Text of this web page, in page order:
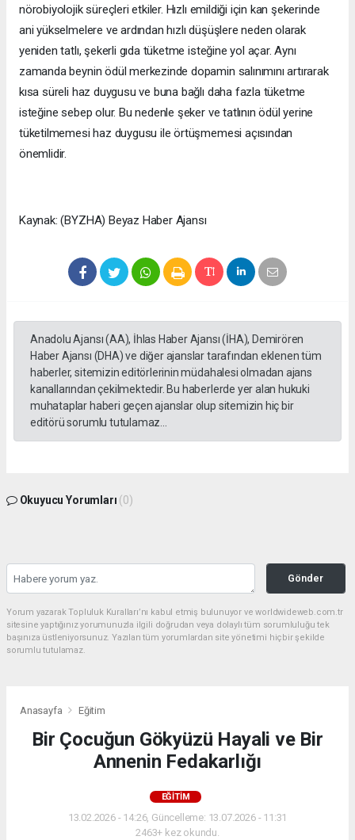
nörobiyolojik süreçleri etkiler. Hızlı emildiği için kan şekerinde
ani yükselmelere ve ardından hızlı düşüşlere neden olarak
yeniden tatlı, şekerli gıda tüketme isteğine yol açar. Aynı
zamanda beynin ödül merkezinde dopamin salınımını artırarak
kısa süreli haz duygusu ve buna bağlı daha fazla tüketme
isteğine sebep olur. Bu nedenle şeker ve tatlının ödül yerine
tüketilmemesi haz duygusu ile örtüşmemesi açısından
önemlidir.
Kaynak: (BYZHA) Beyaz Haber Ajansı
Anadolu Ajansı (AA), İhlas Haber Ajansı (İHA), Demirören
Haber Ajansı (DHA) ve diğer ajanslar tarafından eklenen tüm
haberler, sitemizin editörlerinin müdahalesi olmadan ajans
kanallarından çekilmektedir. Bu haberlerde yer alan hukuki
muhataplar haberi geçen ajanslar olup sitemizin hiç bir
editörü sorumlu tutulamaz...
Okuyucu Yorumları (0)
Gönder
Yorum yazarak Topluluk Kuralları’nı kabul etmiş bulunuyor ve worldwideweb.com.tr
sitesine yaptığınız yorumunuzla ilgili doğrudan veya dolaylı tüm sorumluluğu tek
başınıza üstleniyorsunuz. Yazılan tüm yorumlardan site yönetimi hiçbir şekilde
sorumlu tutulamaz.
Anasayfa Eğitim
Bir Çocuğun Gökyüzü Hayali ve Bir
Annenin Fedakarlığı
EĞITIM
13.02.2026 - 14:26, Güncelleme: 13.07.2026 - 11:31
2463+ kez okundu.